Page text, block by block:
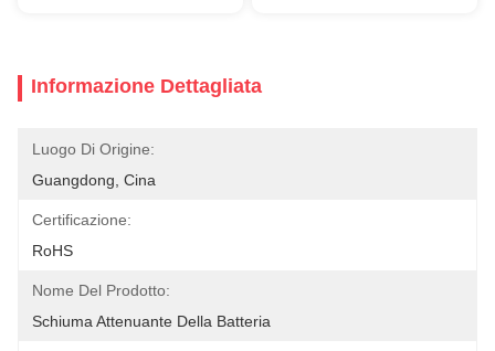
Informazione Dettagliata
Luogo Di Origine:
Guangdong, Cina
Certificazione:
RoHS
Nome Del Prodotto:
Schiuma Attenuante Della Batteria